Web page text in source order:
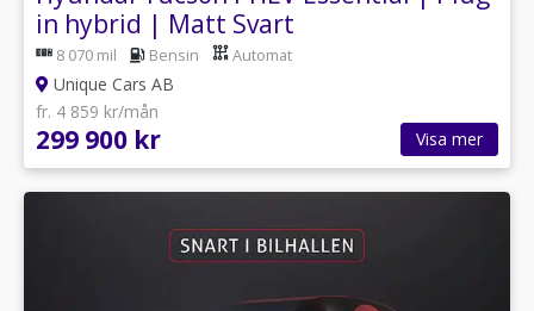
in hybrid | Matt Svart
8 070 mil Bensin Automat
Unique Cars AB
fr. 4 859 kr/mån
299 900 kr Visa mer